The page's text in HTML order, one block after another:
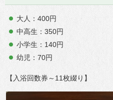
大人：400円
中高生：350円
小学生：140円
幼児：70円
【入浴回数券～11枚綴り】